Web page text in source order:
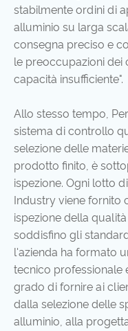
stabilmente ordini di
alluminio su larga
consegna preciso e
le preoccupazioni dei
capacità insufficiente".
Allo stesso tempo,
sistema di controllo
selezione delle
prodotto finito, è
ispezione. Ogni lotto
Industry viene fornito
ispezione della
soddisfino gli
l'azienda ha formato
tecnico professionale
grado di fornire ai
dalla selezione delle
alluminio, alla